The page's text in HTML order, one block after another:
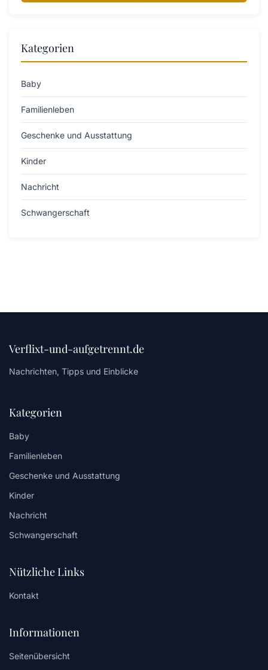
Kategorien
Baby
Familienleben
Geschenke und Ausstattung
Kinder
Nachricht
Schwangerschaft
Verflixt-und-aufgetrennt.de
Nachrichten, Tipps und Einblicke
Kategorien
Baby
Familienleben
Geschenke und Ausstattung
Kinder
Nachricht
Schwangerschaft
Nützliche Links
Kontakt
Informationen
Seitenübersicht